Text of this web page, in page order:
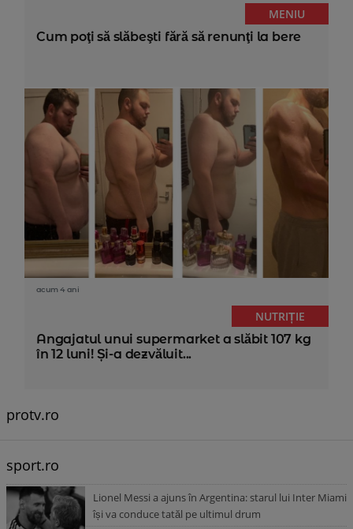
MENIU
Cum poţi să slăbeşti fără să renunţi la bere
acum 4 ani
NUTRIȚIE
Angajatul unui supermarket a slăbit 107 kg
în 12 luni! Și-a dezvăluit...
protv.ro
sport.ro
Lionel Messi a ajuns în Argentina: starul lui Inter Miami
își va conduce tatăl pe ultimul drum